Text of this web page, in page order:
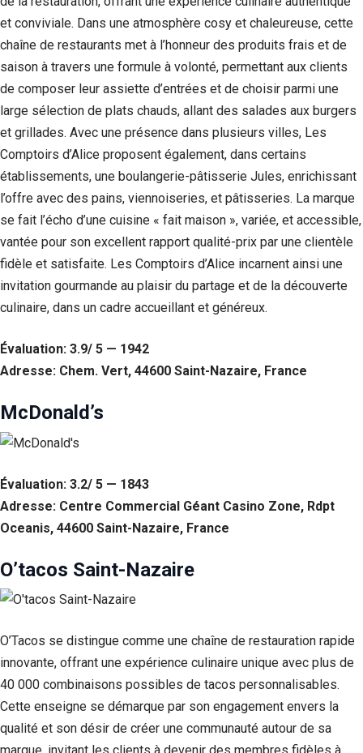
et conviviale. Dans une atmosphère cosy et chaleureuse, cette
chaîne de restaurants met à l’honneur des produits frais et de
saison à travers une formule à volonté, permettant aux clients
de composer leur assiette d’entrées et de choisir parmi une
large sélection de plats chauds, allant des salades aux burgers
et grillades. Avec une présence dans plusieurs villes, Les
Comptoirs d’Alice proposent également, dans certains
établissements, une boulangerie-pâtisserie Jules, enrichissant
l’offre avec des pains, viennoiseries, et pâtisseries. La marque
se fait l’écho d’une cuisine « fait maison », variée, et accessible,
vantée pour son excellent rapport qualité-prix par une clientèle
fidèle et satisfaite. Les Comptoirs d’Alice incarnent ainsi une
invitation gourmande au plaisir du partage et de la découverte
culinaire, dans un cadre accueillant et généreux.
Évaluation: 3.9/ 5 — 1942
Adresse: Chem. Vert, 44600 Saint-Nazaire, France
McDonald’s
Évaluation: 3.2/ 5 — 1843
Adresse: Centre Commercial Géant Casino Zone, Rdpt
Oceanis, 44600 Saint-Nazaire, France
O’tacos Saint-Nazaire
O’Tacos se distingue comme une chaîne de restauration rapide
innovante, offrant une expérience culinaire unique avec plus de
40 000 combinaisons possibles de tacos personnalisables.
Cette enseigne se démarque par son engagement envers la
qualité et son désir de créer une communauté autour de sa